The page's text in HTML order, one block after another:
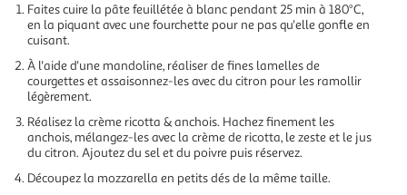
Faites cuire la pâte feuillétée à blanc pendant 25 min à 180°C,
en la piquant avec une fourchette pour ne pas qu'elle gonfle en
cuisant.
À l'aide d'une mandoline, réaliser de fines lamelles de
courgettes et assaisonnez-les avec du citron pour les ramollir
légèrement.
Réalisez la crème ricotta & anchois. Hachez finement les
anchois, mélangez-les avec la crème de ricotta, le zeste et le jus
du citron. Ajoutez du sel et du poivre puis réservez.
Découpez la mozzarella en petits dés de la même taille.